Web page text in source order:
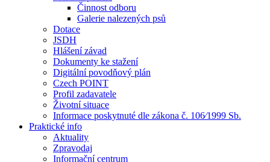
Činnost odboru
Galerie nalezených psů
Dotace
JSDH
Hlášení závad
Dokumenty ke stažení
Digitální povodňový plán
Czech POINT
Profil zadavatele
Životní situace
Informace poskytnuté dle zákona č. 106⁄1999 Sb.
Praktické info
Aktuality
Zpravodaj
Informační centrum